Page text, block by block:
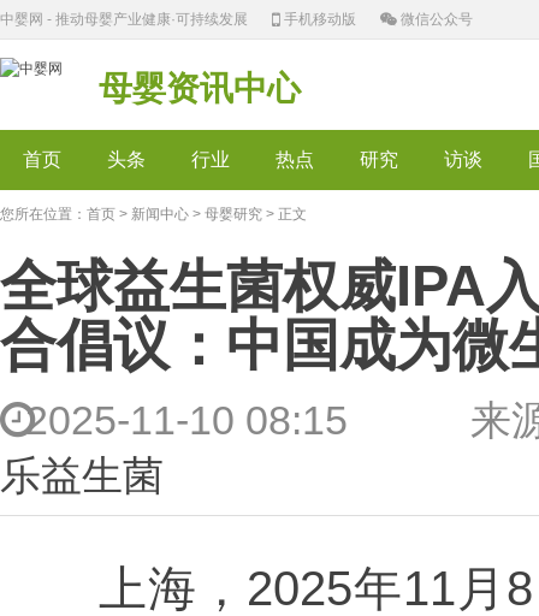
中婴网 - 推动母婴产业健康·可持续发展 手机移动版 微信公众号
母婴资讯中心
首页 头条 行业 热点 研究 访谈
您所在位置： 首页 > 新闻中心 > 母婴研究 > 正文
全球益生菌权威IPA
合倡议：中国成为微
2025-11-10 08:15 来
乐益生菌
上海，2025年11月8